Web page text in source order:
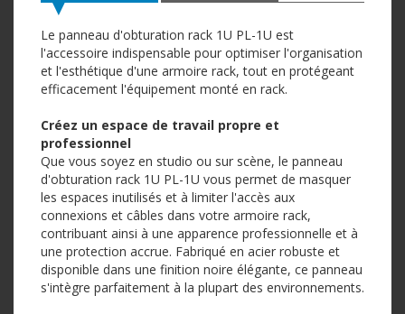
Le panneau d'obturation rack 1U PL-1U est
l'accessoire indispensable pour optimiser l'organisation
et l'esthétique d'une armoire rack, tout en protégeant
efficacement l'équipement monté en rack.
Créez un espace de travail propre et
professionnel
Que vous soyez en studio ou sur scène, le panneau
d'obturation rack 1U PL-1U vous permet de masquer
les espaces inutilisés et à limiter l'accès aux
connexions et câbles dans votre armoire rack,
contribuant ainsi à une apparence professionnelle et à
une protection accrue. Fabriqué en acier robuste et
disponible dans une finition noire élégante, ce panneau
s'intègre parfaitement à la plupart des environnements.